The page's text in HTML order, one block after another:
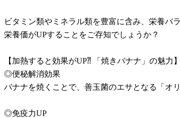
ビタミン類やミネラル類を豊富に含み、栄養バ
栄養価がUPすることをご存知でしょうか？
【加熱すると効果がUP⁈ 「焼きバナナ」の魅力】
◎便秘解消効果
バナナを焼くことで、善玉菌のエサとなる「オ
◎免疫力UP